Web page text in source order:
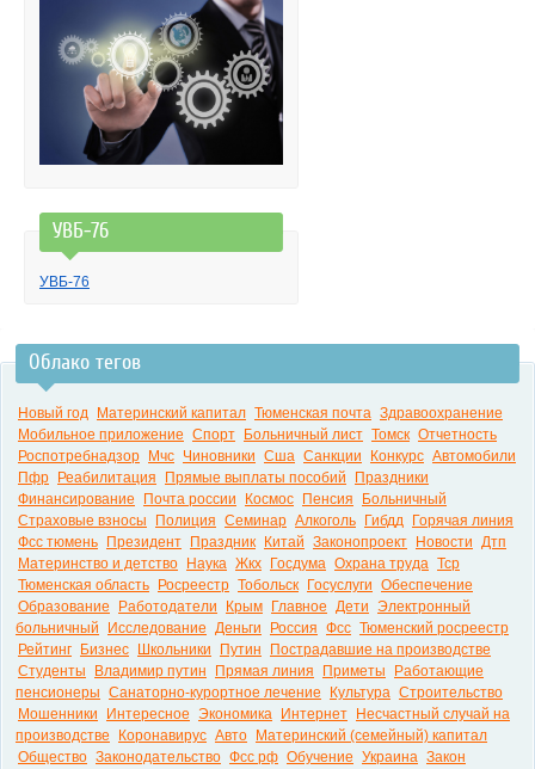
УВБ-76
УВБ-76
Облако тегов
Новый год Материнский капитал Тюменская почта Здравоохранение
Мобильное приложение Спорт Больничный лист Томск Отчетность
Роспотребнадзор
Мчс Чиновники Сша Санкции Конкурс Автомобили
Пфр
Реабилитация Прямые выплаты пособий
Праздники
Финансирование
Почта россии Космос Пенсия
Больничный
Страховые взносы
Полиция Семинар Алкоголь Гибдд
Горячая линия
Фсс тюмень
Президент Праздник Китай Законопроект Новости Дтп
Материнство и детство
Наука Жкх Госдума Охрана труда Тср
Тюменская область
Росреестр Тобольск Госуслуги Обеспечение
Образование
Работодатели Крым Главное Дети Электронный
больничный
Исследование Деньги Россия Фсс Тюменский росреестр
Рейтинг
Бизнес Школьники Путин
Пострадавшие на производстве
Студенты
Владимир путин Прямая линия Приметы
Работающие
пенсионеры Санаторно-курортное лечение Культура Строительство
Мошенники
Интересное Экономика Интернет
Несчастный случай на
производстве
Коронавирус Авто
Материнский (семейный) капитал
Общество Законодательство Фсс рф Обучение Украина Закон